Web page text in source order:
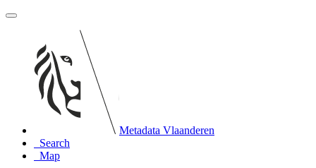
Metadata Vlaanderen
Search
Map